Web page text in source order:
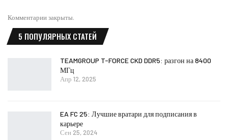
Комментарии закрыты.
5 ПОПУЛЯРНЫХ СТАТЕЙ
TEAMGROUP T-FORCE CKD DDR5: разгон на 8400
МГц
Апр 12, 2025
EA FC 25: Лучшие вратари для подписания в
карьере
Сен 25, 2024